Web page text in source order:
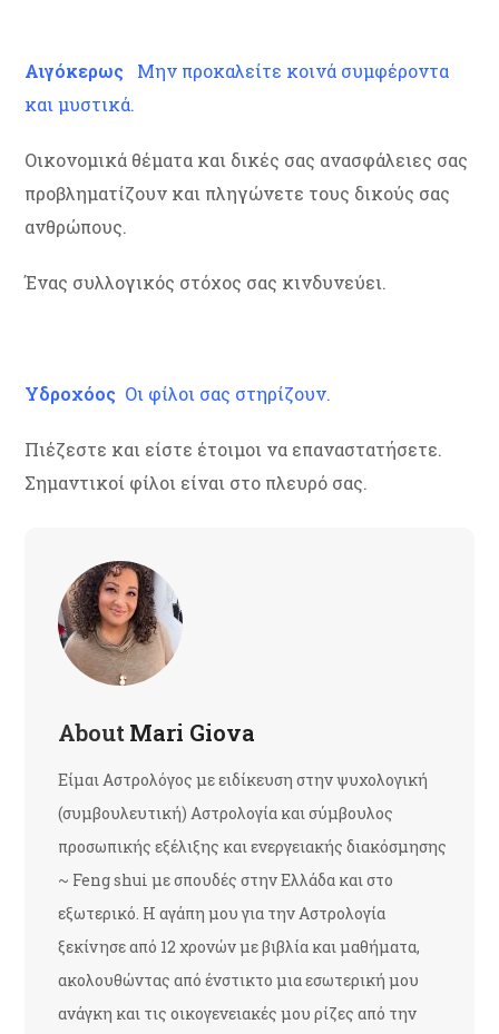
Αιγόκερως Μην προκαλείτε κοινά συμφέροντα
και μυστικά.
Οικονομικά θέματα και δικές σας ανασφάλειες σας
προβληματίζουν και πληγώνετε τους δικούς σας
ανθρώπους.
Ένας συλλογικός στόχος σας κινδυνεύει.
Υδροχόος Οι φίλοι σας στηρίζουν.
Πιέζεστε και είστε έτοιμοι να επαναστατήσετε.
Σημαντικοί φίλοι είναι στο πλευρό σας.
AboutMari Giova
Είμαι Αστρολόγος με ειδίκευση στην ψυχολογική
(συμβουλευτική) Αστρολογία και σύμβουλος
προσωπικής εξέλιξης και ενεργειακής διακόσμησης
~ Feng shui με σπουδές στην Ελλάδα και στο
εξωτερικό. Η αγάπη μου για την Αστρολογία
ξεκίνησε από 12 χρονών με βιβλία και μαθήματα,
ακολουθώντας από ένστικτο μια εσωτερική μου
ανάγκη και τις οικογενειακές μου ρίζες από την